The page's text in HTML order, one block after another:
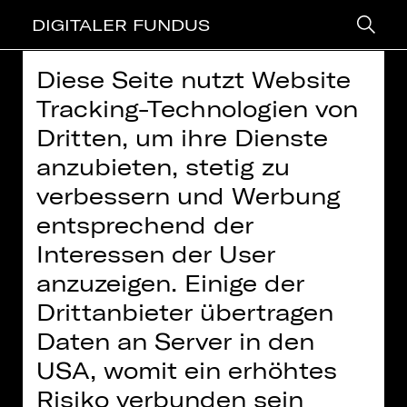
DIGITALER FUNDUS
> zurück
DIE OPER DES 20.
JAHRHUNDERTS: PELLÉAS ET
MÉLISANDE
Chefdramaturg Georg Holzer nimmt
uns mit auf eine Reise durch die Oper
des 20. Jahrhunderts. Dazu hat er 12
Opern herausgesucht, von denen er
glaubt, dass sie die Entwicklung der
Oper am meisten befördert haben.
Weitere Informationen finden Sie in unserer
Datenschutzerklärung
Diese Seite nutzt Website
Tracking-Technologien von
Dritten, um ihre Dienste
anzubieten, stetig zu
verbessern und Werbung
entsprechend der
Interessen der User
anzuzeigen. Einige der
Drittanbieter übertragen
Daten an Server in den
USA, womit ein erhöhtes
Risiko verbunden sein